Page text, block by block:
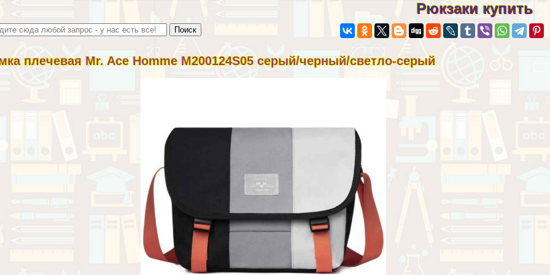
Рюкзаки купить
плечевая Mr. Ace Homme M200124S05 серый/черный/светло-серый